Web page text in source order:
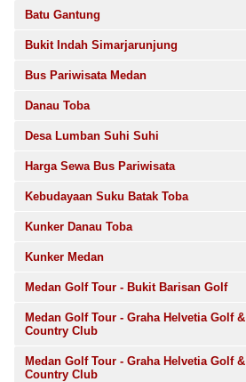
Batu Gantung
Bukit Indah Simarjarunjung
Bus Pariwisata Medan
Danau Toba
Desa Lumban Suhi Suhi
Harga Sewa Bus Pariwisata
Kebudayaan Suku Batak Toba
Kunker Danau Toba
Kunker Medan
Medan Golf Tour - Bukit Barisan Golf
Medan Golf Tour - Graha Helvetia Golf &
Country Club
Medan Golf Tour - Graha Helvetia Golf &
Country Club